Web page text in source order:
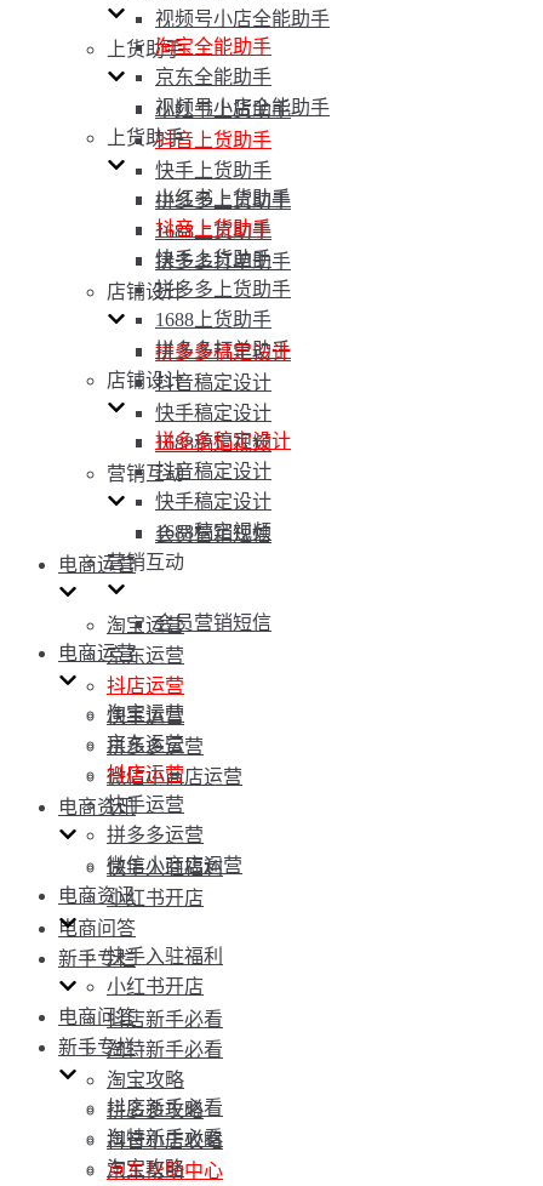
视频号小店全能助手
上货助手
小红书上货助手
抖音上货助手
快手上货助手
拼多多上货助手
1688上货助手
拼多多打单助手
店铺设计
拼多多稿定设计
抖音稿定设计
快手稿定设计
1688稿定视频
营销互动
会员营销短信
电商运营
淘宝运营
京东运营
抖店运营
快手运营
拼多多运营
微信小商店运营
电商资讯
快手入驻福利
小红书开店
电商问答
新手专栏
抖店新手必看
淘特新手必看
淘宝攻略
拼多多攻略
抖音小店攻略
京东帮助中心
淘宝全能助手
京东全能助手
视频号小店全能助手
上货助手
小红书上货助手
抖音上货助手
快手上货助手
拼多多上货助手
1688上货助手
拼多多打单助手
店铺设计
拼多多稿定设计
抖音稿定设计
快手稿定设计
1688稿定视频
营销互动
会员营销短信
电商运营
淘宝运营
京东运营
抖店运营
快手运营
拼多多运营
微信小商店运营
电商资讯
快手入驻福利
小红书开店
电商问答
新手专栏
抖店新手必看
淘特新手必看
淘宝攻略